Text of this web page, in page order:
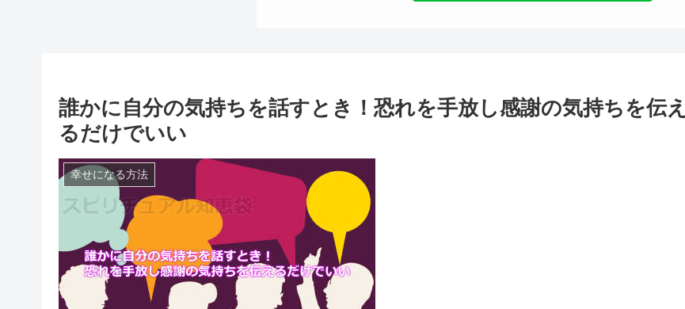
誰かに自分の気持ちを話すとき！恐れを手放し感謝の気持ちを伝え
るだけでいい
幸せになる方法